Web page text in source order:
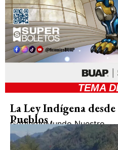
TEMA
La Ley Indígena
Pueblos
GobiernoMundo Nuestro